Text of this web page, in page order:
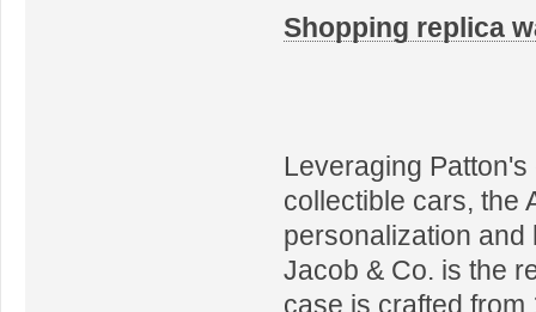
Shopping replica
Leveraging
collectible cars, the
personalization
Jacob & Co. is the
case is crafted